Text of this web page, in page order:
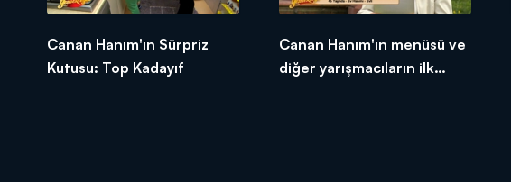
Canan Hanım'ın Sürpriz
Kutusu: Top Kadayıf
Canan Hanım'ın menüsü ve
diğer yarışmacıların ilk